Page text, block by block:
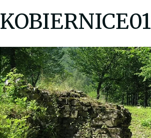
KOBIERNICE01